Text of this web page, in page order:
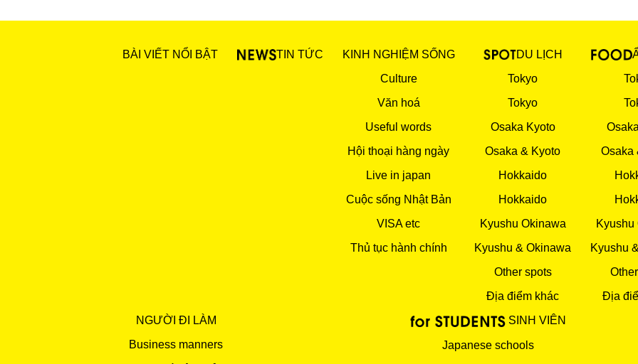
BÀI VIẾT NỔI BẬT TIN TỨC
KINH NGHIỆM SỐNG
Culture
Văn hoá
Useful words
Hội thoại hàng ngày
Live in japan
Cuộc sống Nhật Bản
VISA etc
Thủ tục hành chính
DU LỊCH
Tokyo
Tokyo
Osaka Kyoto
Osaka & Kyoto
Hokkaido
Hokkaido
Kyushu Okinawa
Kyushu & Okinawa
Other spots
Địa điểm khác
Osaka
Kyushu
Kyushu
Địa
NGƯỜI ĐI LÀM
Business manners
SINH VIÊN
Japanese schools